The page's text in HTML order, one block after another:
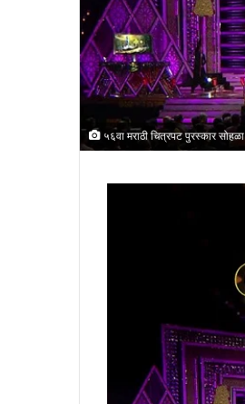
५६वा मराठी चित्रपट पुरस्कार सोह‍ळा